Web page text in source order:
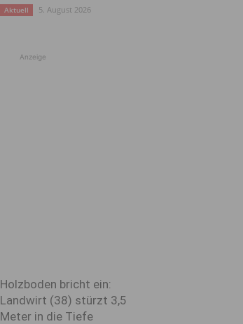
Aktuell 5. August 2026
Anzeige
Holzboden bricht ein:
Landwirt (38) stürzt 3,5
Meter in die Tiefe